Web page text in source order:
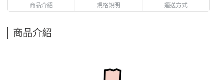
商品介紹 規格說明 運送方式
商品介紹